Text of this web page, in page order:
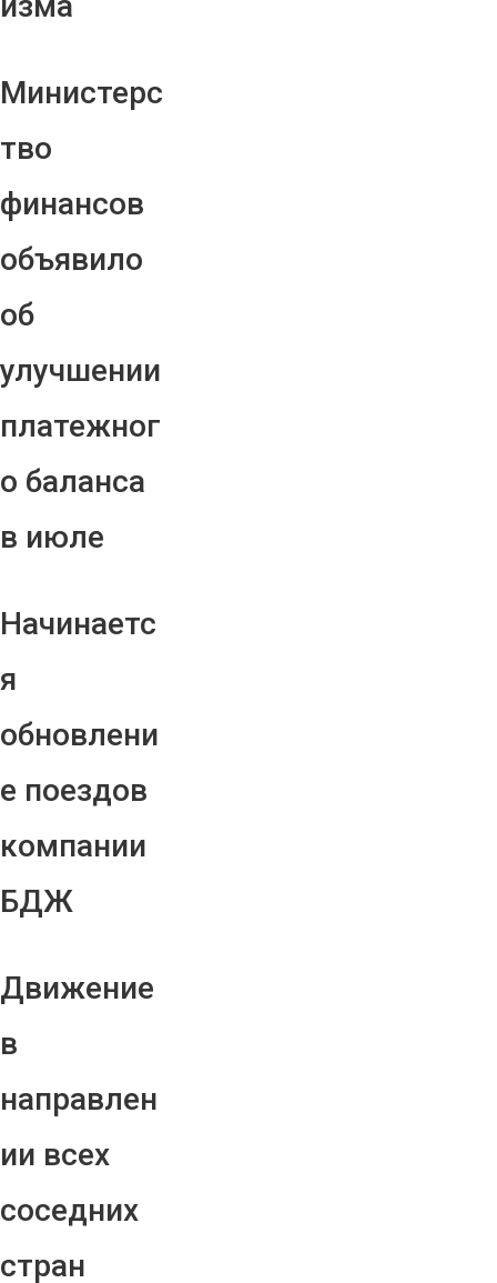
Министерс
тво
финансов
объявило
об
улучшении
платежног
о баланса
в июле
Начинаетс
я
обновлени
е поездов
компании
БДЖ
Движение
в
направлен
ии всех
соседних
стран